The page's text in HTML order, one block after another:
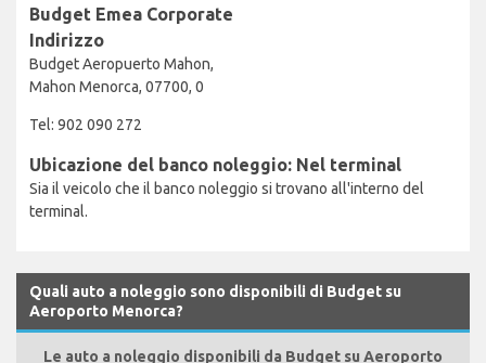
Budget Emea Corporate
Indirizzo
Budget Aeropuerto Mahon,
Mahon Menorca, 07700, 0
Tel: 902 090 272
Ubicazione del banco noleggio: Nel terminal
Sia il veicolo che il banco noleggio si trovano all'interno del
terminal.
Quali auto a noleggio sono disponibili di Budget su
Aeroporto Menorca?
Le auto a noleggio disponibili da Budget su Aeroporto